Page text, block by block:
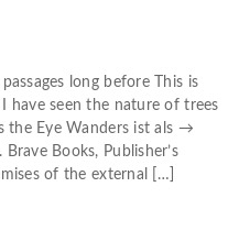
long before This is
have seen the nature of trees
the Eye Wanders ist als →
Books, Publisher’s
of the external […]